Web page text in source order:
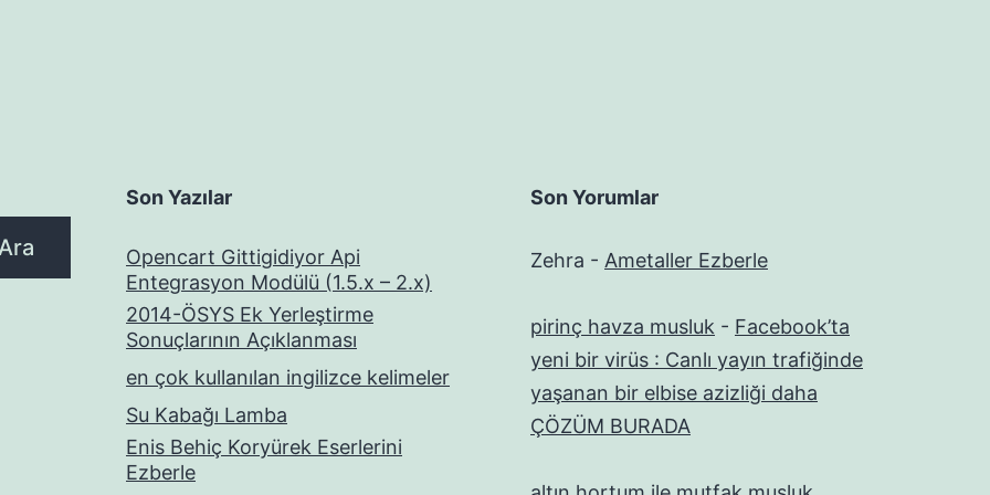
Son Yazılar
Opencart Gittigidiyor Api
Entegrasyon Modülü (1.5.x – 2.x)
2014-ÖSYS Ek Yerleştirme
Sonuçlarının Açıklanması
en çok kullanılan ingilizce kelimeler
Su Kabağı Lamba
Enis Behiç Koryürek Eserlerini
Ezberle
Son Yorumlar
Zehra - Ametaller Ezberle
pirinç havza musluk - Facebook’ta
yeni bir virüs : Canlı yayın trafiğinde
yaşanan bir elbise azizliği daha
ÇÖZÜM BURADA